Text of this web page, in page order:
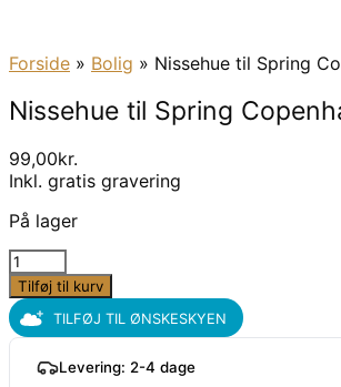
Forside » Bolig » Nissehue til Spring
Nissehue til Spring
99,00kr.
Inkl. gratis gravering
På lager
Nissehue
til
Spring
Copenhagen
figurer
antal
Tilføj til kurv
TILFØJ TIL ØNSKESKYEN
Levering: 2-4 dage